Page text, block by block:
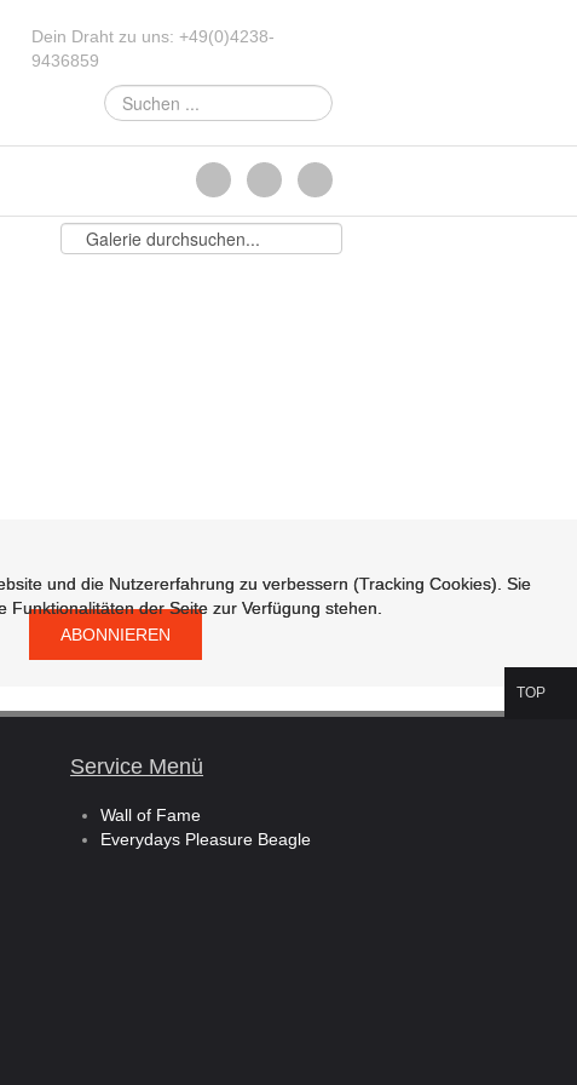
TOP
Dein Draht zu uns: +49(0)4238-
9436859
Suchen
...
Service Menü
Wall of Fame
Everydays Pleasure Beagle
und die Nutzererfahrung zu verbessern (Tracking Cookies). Sie
der Seite zur Verfügung stehen.
und die Nutzererfahrung zu verbessern (Tracking Cookies). Sie
der Seite zur Verfügung stehen.